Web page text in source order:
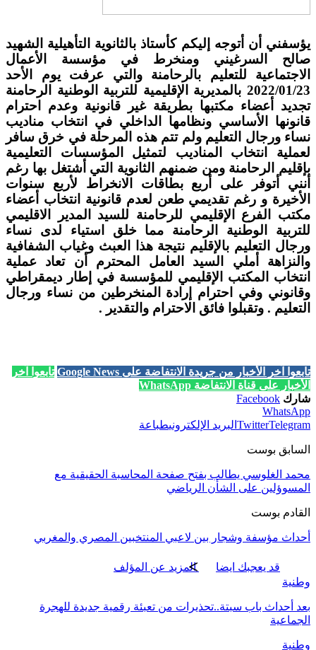
يؤسفني أن أتوجه إليكم كأستاذ بالثانوية التأهيلية الشهيد
صالح السرغيني ومنخرط في مؤسسة الأعمال
الاجتماعية للتعليم بالرحامنة والتي عرفت يوم الأحد
2022/01/23 بالمديرية الإقليمية للتربية الوطنية الرحامنة
تجديد أعضاء مكتبها بطريقة غير قانونية وعدم احترام
قانونها الأساسي ونظامها الداخلي في انتخاب مناديب
نساء ورجال التعليم ولم تتم هذه المرحلة في خرق سافر
لعملية انتخاب المناديب لتمثيل المؤسسات التعليمية
بإقليم الرحامنة ومن ضمنهم الثانوية التي أشتغل بها رغم
أنني أتوفر على أربع بطاقات الانخراط لأربع سنوات
الأخيرة و رغم تقديمي طعن لعدم قانونية انتخاب أعضاء
مكتب الفرع الإقليمي للرحامنة للسيد المدير الاقليمي
للتربية الوطنية الرحامنة مما خلق استياء لدى نساء
ورجال التعليم بالإقليم نتيجة هذا العبث وغياب الشفافية
والنزاهة أملي السيد العامل المحترم أن تعاد عملية
انتخاب المكتب الإقليمي للمؤسسة في إطار ديمقراطي
وقانوني وفي احترام إرادة المنخرطين من نساء ورجال
التعليم . وتقبلوا فائق الاحترام والتقدير .
تابعوا آخر الأخبار من جريدة الانتفاضة على Google News
تابعوا آخر
الأخبار على قناة الانتفاضة WhatsApp
شارك Facebook
WhatsApp
TwitterTelegram البريد الإلكترونيطباعة
السابق بوست
محمد الغلوسي يطالب بفتح صفحة المحاسبة الحقيقية مع
المسوؤلين على الشأن الرياضي
القادم بوست
أحداث مؤسفة وشجار بين لاعبي المنتخبين المصري والمغربي
قد يعجبك ايضا
المزيد عن المؤلف
وطنية
بعد أحداث باب سبتة..تحذيرات من تعبئة رقمية جديدة للهجرة
الجماعية
وطنية